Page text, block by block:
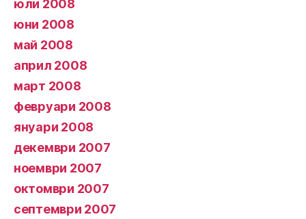
юли 2008
юни 2008
май 2008
април 2008
март 2008
февруари 2008
януари 2008
декември 2007
ноември 2007
октомври 2007
септември 2007